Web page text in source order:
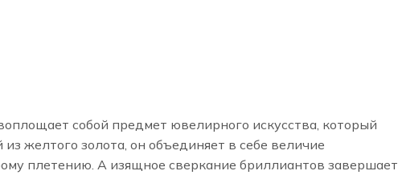
собой предмет ювелирного искусства, который
желтого золота, он объединяет в себе величие
плетению. А изящное сверкание бриллиантов завершает